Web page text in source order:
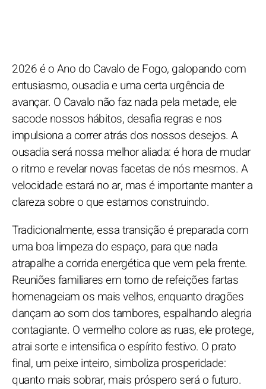
2026 é o Ano do Cavalo de Fogo, galopando com
entusiasmo, ousadia e uma certa urgência de
avançar. O Cavalo não faz nada pela metade, ele
sacode nossos hábitos, desafia regras e nos
impulsiona a correr atrás dos nossos desejos. A
ousadia será nossa melhor aliada: é hora de mudar
o ritmo e revelar novas facetas de nós mesmos. A
velocidade estará no ar, mas é importante manter a
clareza sobre o que estamos construindo.
Tradicionalmente, essa transição é preparada com
uma boa limpeza do espaço, para que nada
atrapalhe a corrida energética que vem pela frente.
Reuniões familiares em torno de refeições fartas
homenageiam os mais velhos, enquanto dragões
dançam ao som dos tambores, espalhando alegria
contagiante. O vermelho colore as ruas, ele protege,
atrai sorte e intensifica o espírito festivo. O prato
final, um peixe inteiro, simboliza prosperidade:
quanto mais sobrar, mais próspero será o futuro.